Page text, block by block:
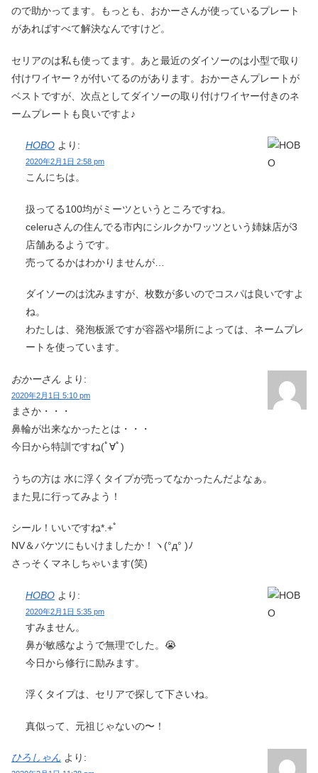
ので助かってます。もっとも、おかーさんが使っているプレート
があればすべて解決なんですけど。
セリアのは私も使ってます。あと最近のダイソーのは小型で取り
付けワイヤー？が付いてるのがあります。おかーさんプレートが
ベストですが、次点としてダイソーの取り付けワイヤー付きのネ
ームプレートも良いですよ♪
HOBO より:
2020年2月1日 2:58 pm
こんにちは。
扱ってる100均がミーツというところですね。
celeruさんの住んでる市内にシルクかワッツという姉妹店が3
店舗あるようです。
売ってるかはわかりませんが…
ダイソーのは沈みますが、枚数が多いのでコスパは良いですよ
ね。
わたしは、発泡板派ですが容器や場所によっては、ネームプレ
ートを使っています。
おかーさん より:
2020年2月1日 5:10 pm
まさか・・・
鼻輪が出来なかったとは・・・
今日から特訓ですね(ﾟ∀ﾟ)
うちの方は 水に浮くタイプが売ってなかったんだよなぁ。
また見に行ってみよう！
シール！いいですね*.+ﾟ
NV＆バケツにもいけましたか！ヽ(°д° )ﾉ
さっそくマネしちゃいます(笑)
HOBO より:
2020年2月1日 5:35 pm
すみません。
鼻が敏感なようで無理でした。😭
今日から修行に励みます。
浮くタイプは、セリアで探して下さいね。
真似って、元祖じゃないの〜！
ひろしゃん より: